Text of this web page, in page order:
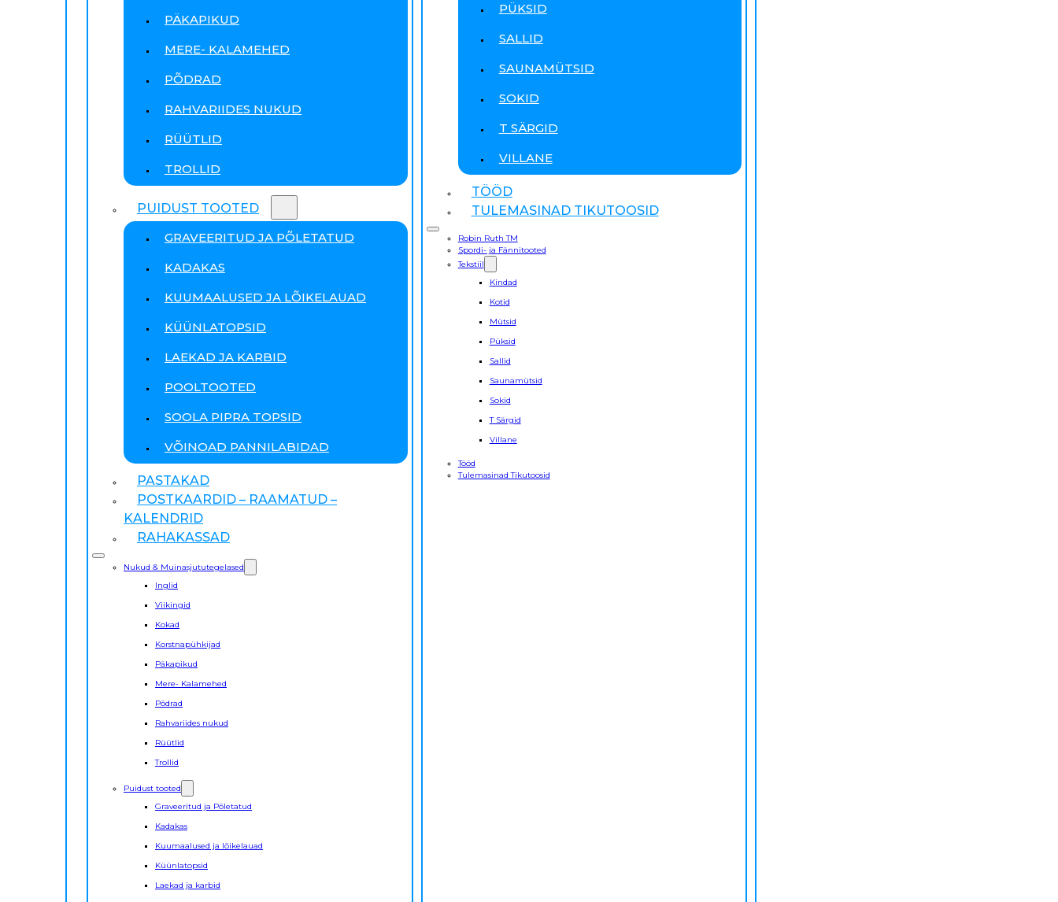
PÄKAPIKUD
MERE- KALAMEHED
PÕDRAD
RAHVARIIDES NUKUD
RÜÜTLID
TROLLID
PUIDUST TOOTED
GRAVEERITUD JA PÕLETATUD
KADAKAS
KUUMAALUSED JA LÕIKELAUAD
KÜÜNLATOPSID
LAEKAD JA KARBID
POOLTOOTED
SOOLA PIPRA TOPSID
VÕINOAD PANNILABIDAD
PASTAKAD
POSTKAARDID – RAAMATUD –
KALENDRID
RAHAKASSAD
Nukud & Muinasjututegelased
Inglid
Viikingid
Kokad
Korstnapühkijad
Päkapikud
Mere- Kalamehed
Põdrad
Rahvariides nukud
Rüütlid
Trollid
Puidust tooted
Graveeritud ja Põletatud
Kadakas
Kuumaalused ja lõikelauad
Küünlatopsid
Laekad ja karbid
PÜKSID
SALLID
SAUNAMÜTSID
SOKID
T SÄRGID
VILLANE
TÖÖD
TULEMASINAD TIKUTOOSID
Robin Ruth TM
Spordi- ja Fännitooted
Tekstiil
Kindad
Kotid
Mütsid
Püksid
Sallid
Saunamütsid
Sokid
T Särgid
Villane
Tööd
Tulemasinad Tikutoosid